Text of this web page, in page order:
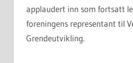
applaudert inn som fortsatt
foreningens representant til
Grendeutvikling.